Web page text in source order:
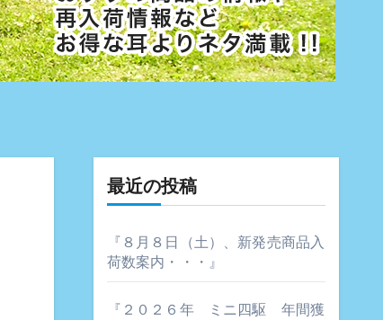
最近の投稿
『８月８日（土）、新発売商品入
荷数案内・・・』
『２０２６年 ミニ四駆 年間獲